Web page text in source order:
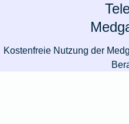
Kostenfreie Nutzung der